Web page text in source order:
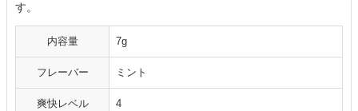
す。
内容量 7g
フレーバー ミント
爽快レベル 4